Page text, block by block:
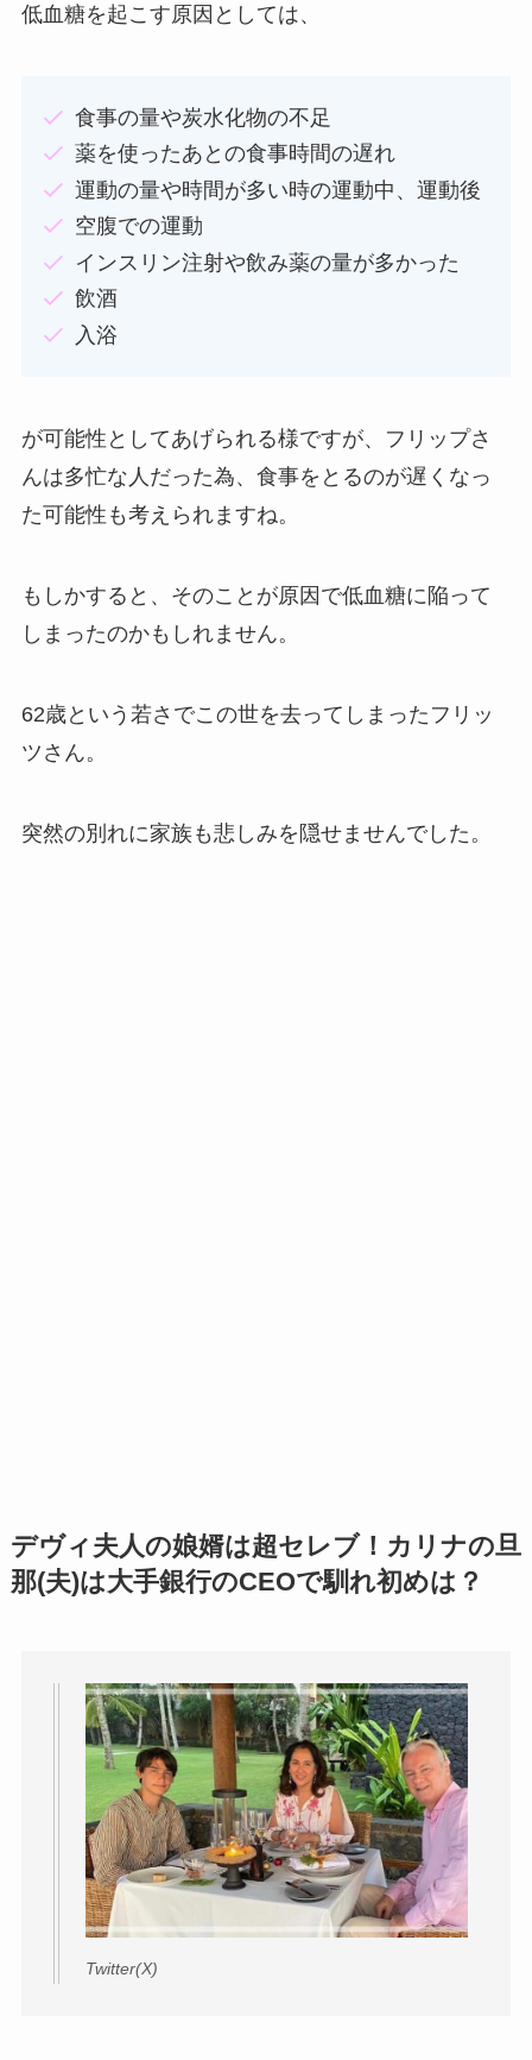
低血糖を起こす原因としては、
食事の量や炭水化物の不足
薬を使ったあとの食事時間の遅れ
運動の量や時間が多い時の運動中、運動後
空腹での運動
インスリン注射や飲み薬の量が多かった
飲酒
入浴
が可能性としてあげられる様ですが、フリップさ
んは多忙な人だった為、食事をとるのが遅くなっ
た可能性も考えられますね。
もしかすると、そのことが原因で低血糖に陥って
しまったのかもしれません。
62歳という若さでこの世を去ってしまったフリッ
ツさん。
突然の別れに家族も悲しみを隠せませんでした。
デヴィ夫人の娘婿は超セレブ！カリナの旦
那(夫)は大手銀行のCEOで馴れ初めは？
Twitter(X)